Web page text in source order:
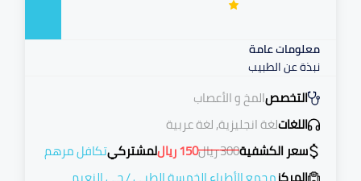
معلومات عامة
نبذة عن الطبيب
التخصصالمخ و الأعصاب
اللغاتلغة انجليزية, لغة عربية
سعر الكشفية300ريال150رياللمشتركيتكافل مرهم